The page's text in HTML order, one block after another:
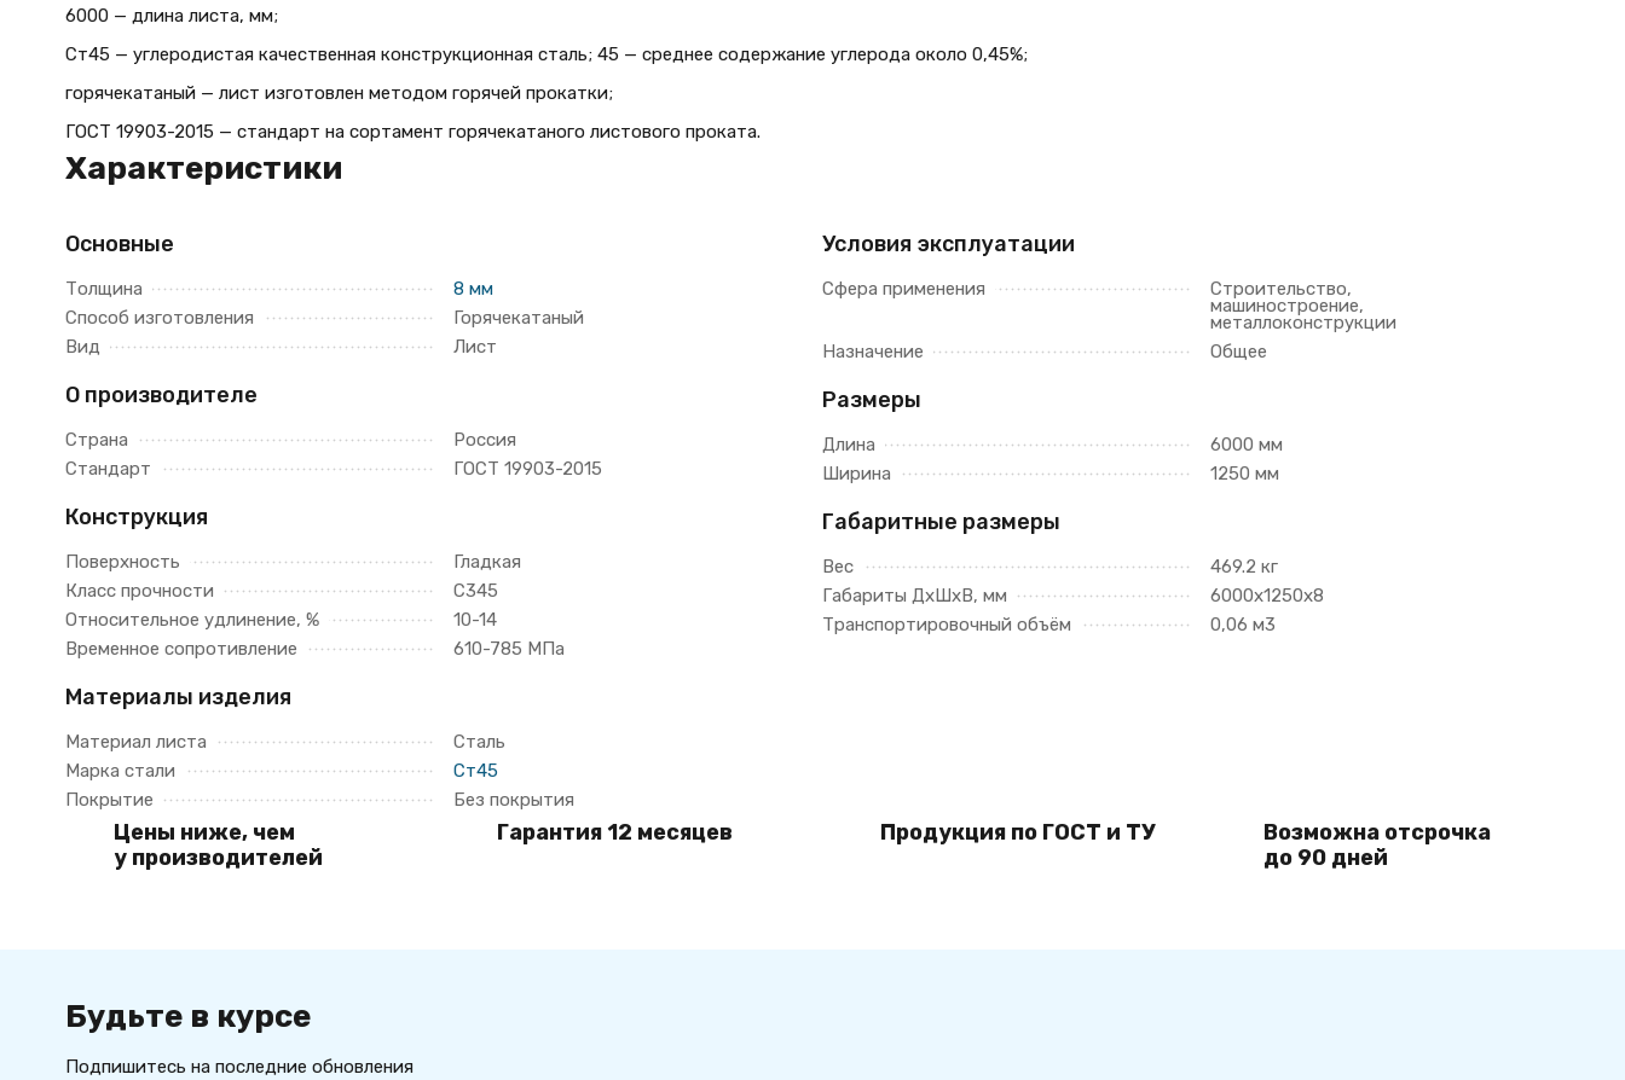
6000 — длина листа, мм;
Ст45 — углеродистая качественная конструкционная сталь; 45 — среднее содержание углерода около 0,45%;
горячекатаный — лист изготовлен методом горячей прокатки;
ГОСТ 19903-2015 — стандарт на сортамент горячекатаного листового проката.
Характеристики
Основные
Толщина
8 мм
Способ изготовления
Горячекатаный
Вид
Лист
О производителе
Страна
Россия
Стандарт
ГОСТ 19903-2015
Конструкция
Поверхность
Гладкая
Класс прочности
С345
Относительное удлинение, %
10-14
Временное сопротивление
610-785 МПа
Материалы изделия
Материал листа
Сталь
Марка стали
Ст45
Покрытие
Без покрытия
Условия эксплуатации
Сфера применения Строительство,
машиностроение,
металлоконструкции
Назначение
Общее
Размеры
Длина
6000 мм
Ширина
1250 мм
Габаритные размеры
Вес
469.2 кг
Габариты ДхШхВ, мм
6000х1250х8
Транспортировочный объём
0,06 м3
Цены ниже, чем
у производителей
Гарантия 12 месяцев Продукция по ГОСТ и ТУ
Возможна отсрочка
до 90 дней
Будьте в курсе
Подпишитесь на последние обновления